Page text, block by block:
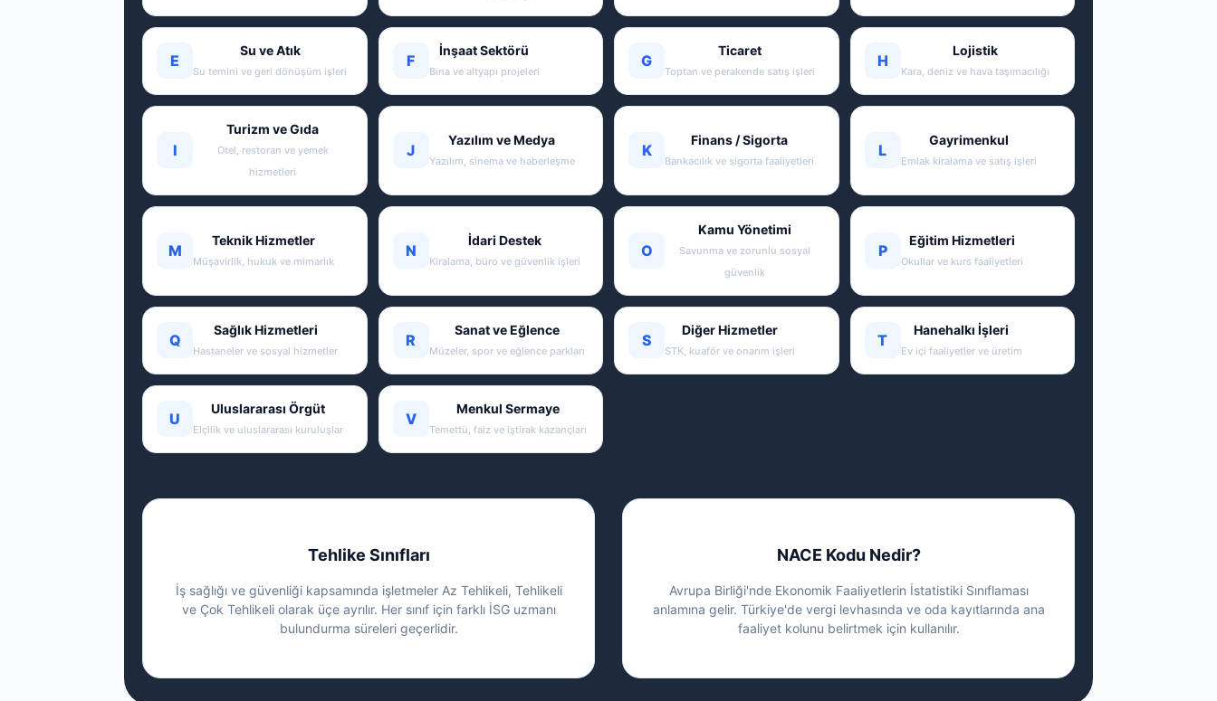
E
Su ve Atık
Su temini ve geri dönüşüm işleri
F
İnşaat Sektörü
Bina ve altyapı projeleri
G
Ticaret
Toptan ve perakende satış işleri
H
Lojistik
Kara, deniz ve hava taşımacılığı
I
Turizm ve Gıda
Otel, restoran ve yemek
hizmetleri
J
Yazılım ve Medya
Yazılım, sinema ve haberleşme
K
Finans / Sigorta
Bankacılık ve sigorta faaliyetleri
L
Gayrimenkul
Emlak kiralama ve satış işleri
M
Teknik Hizmetler
Müşavirlik, hukuk ve mimarlık
N
İdari Destek
Kiralama, büro ve güvenlik işleri
O
Kamu Yönetimi
Savunma ve zorunlu sosyal
güvenlik
P
Eğitim Hizmetleri
Okullar ve kurs faaliyetleri
Q
Sağlık Hizmetleri
Hastaneler ve sosyal hizmetler
R
Sanat ve Eğlence
Müzeler, spor ve eğlence parkları
S
Diğer Hizmetler
STK, kuaför ve onarım işleri
T
Hanehalkı İşleri
Ev içi faaliyetler ve üretim
U
Uluslararası Örgüt
Elçilik ve uluslararası kuruluşlar
V
Menkul Sermaye
Temettü, faiz ve iştirak kazançları
Tehlike Sınıfları
İş sağlığı ve güvenliği kapsamında işletmeler Az Tehlikeli, Tehlikeli
ve Çok Tehlikeli olarak üçe ayrılır. Her sınıf için farklı İSG uzmanı
bulundurma süreleri geçerlidir.
NACE Kodu Nedir?
Avrupa Birliği'nde Ekonomik Faaliyetlerin İstatistiki Sınıflaması
anlamına gelir. Türkiye'de vergi levhasında ve oda kayıtlarında ana
faaliyet kolunu belirtmek için kullanılır.